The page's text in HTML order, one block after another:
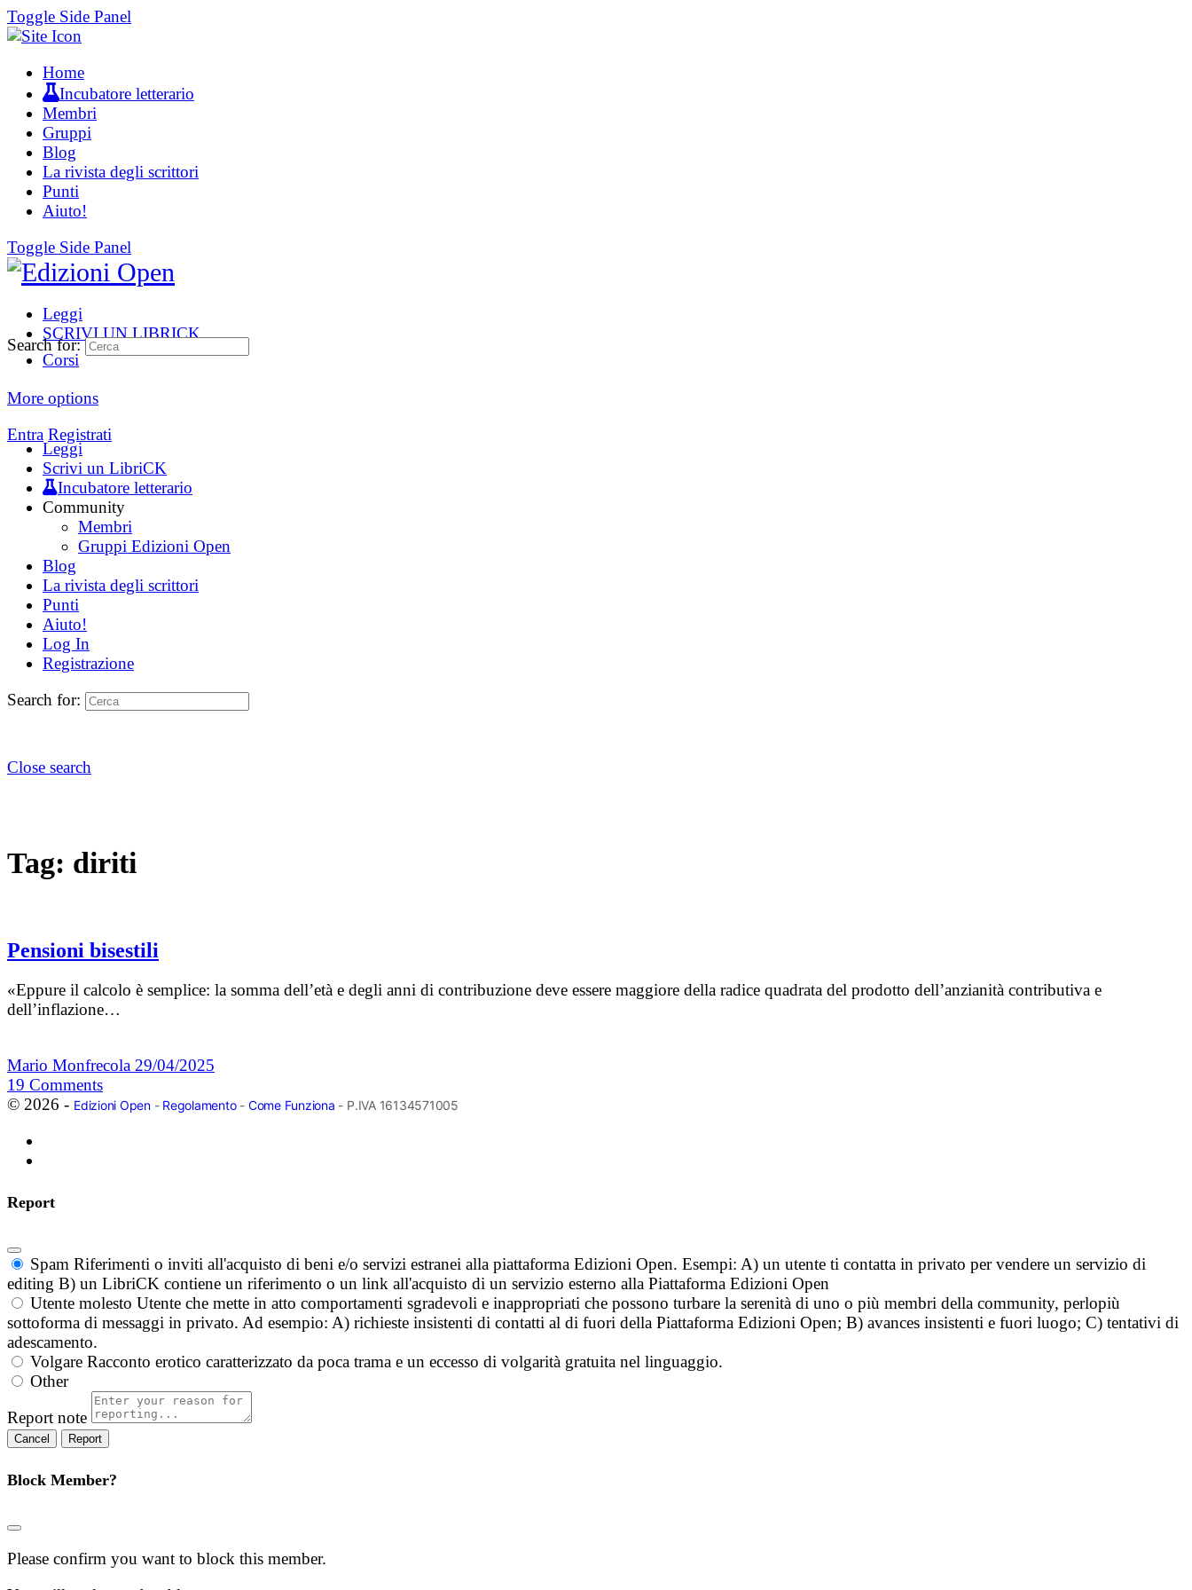
Toggle Side Panel
Home
Incubatore letterario
Membri
Gruppi
Blog
La rivista degli scrittori
Punti
Aiuto!
Toggle Side Panel
Leggi
SCRIVI UN LIBRICK
Corsi
More options
Entra Registrati
Search for:
Leggi
Scrivi un LibriCK
Incubatore letterario
Community
Membri
Gruppi Edizioni Open
Blog
La rivista degli scrittori
Punti
Aiuto!
Log In
Registrazione
Search for:
Close search
Tag: diriti
Pensioni bisestili
«Eppure il calcolo è semplice: la somma dell’età e degli anni di contribuzione deve essere maggiore della radice quadrata del prodotto dell’anzianità contributiva e
dell’inflazione…
Mario Monfrecola 29/04/2025
19 Comments
© 2026 - Edizioni Open- Regolamento- Come Funziona - P.IVA 16134571005
Report
Spam Riferimenti o inviti all'acquisto di beni e/o servizi estranei alla piattaforma Edizioni Open. Esempi: A) un utente ti contatta in privato per vendere un servizio di
editing B) un LibriCK contiene un riferimento o un link all'acquisto di un servizio esterno alla Piattaforma Edizioni Open
Utente molesto Utente che mette in atto comportamenti sgradevoli e inappropriati che possono turbare la serenità di uno o più membri della community, perlopiù
sottoforma di messaggi in privato. Ad esempio: A) richieste insistenti di contatti al di fuori della Piattaforma Edizioni Open; B) avances insistenti e fuori luogo; C) tentativi di
adescamento.
Volgare Racconto erotico caratterizzato da poca trama e un eccesso di volgarità gratuita nel linguaggio.
Other
Report note
Report
Block Member?
Please confirm you want to block this member.